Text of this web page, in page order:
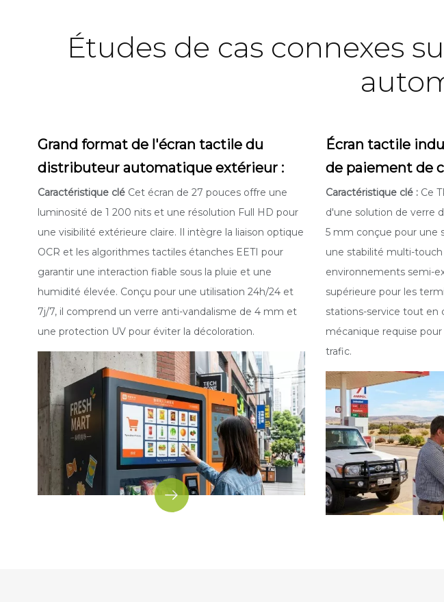
Études de cas connexes
Grand format de l'écran tactile du
distributeur automatique extérieur :
Caractéristique clé Cet écran de 27 pouces offre une
luminosité de 1 200 nits et une résolution Full HD pour
une visibilité extérieure claire. Il intègre la liaison optique
OCR et les algorithmes tactiles étanches EETI pour
garantir une interaction fiable sous la pluie et une
humidité élevée. Conçu pour une utilisation 24h/24 et
7j/7, il comprend un verre anti-vandalisme de 4 mm et
une protection UV pour éviter la décoloration.
Écran tactile
de paiement de
Caractéristique clé : Ce
d'une solution de verre
5 mm conçue pour une
une stabilité multi-
environnements semi-
supérieure pour les
stations-service tout en
mécanique requise
trafic.